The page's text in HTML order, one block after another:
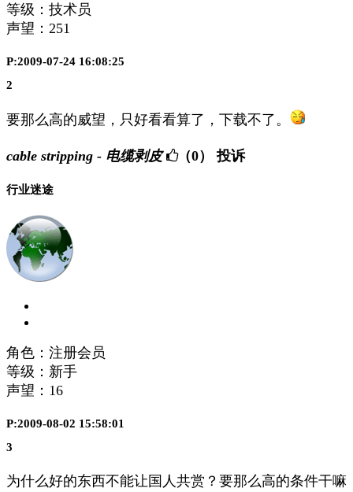
等级：技术员
声望： 251
P:2009-07-24 16:08:25
2
要那么高的威望，只好看看算了，下载不了。
cable stripping - 电缆剥皮 （0） 投诉
行业迷途
角色：注册会员
等级：新手
声望： 16
P:2009-08-02 15:58:01
3
为什么好的东西不能让国人共赏？要那么高的条件干嘛